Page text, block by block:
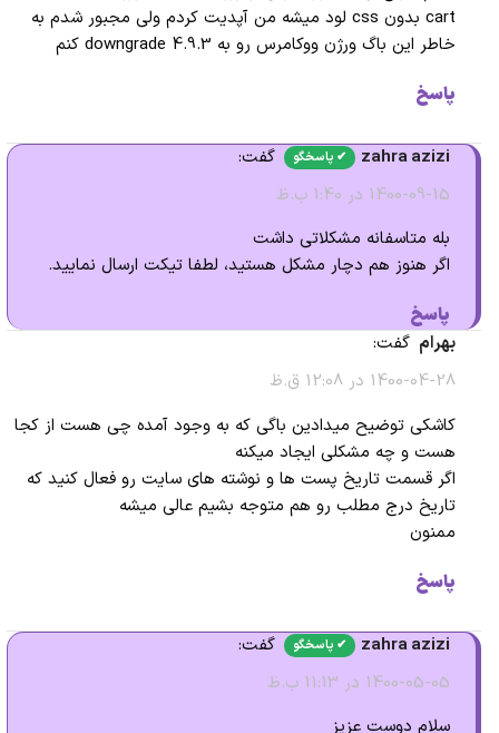
cart بدون css لود میشه من آپدیت کردم ولی مجبور شدم به
خاطر این باگ ورژن ووکامرس رو به 4.9.3 downgrade کنم
پاسخ
zahra azizi
گفت:
1400-09-15 در 1:40 ب.ظ
بله متاسفانه مشکلاتی داشت
اگر هنوز هم دچار مشکل هستید، لطفا تیکت ارسال نمایید.
پاسخ
بهرام گفت:
1400-04-28 در 12:08 ق.ظ
کاشکی توضیح میدادین باگی که به وجود آمده چی هست از کجا
هست و چه مشکلی ایجاد میکنه
اگر قسمت تاریخ پست ها و نوشته های سایت رو فعال کنید که
تاریخ درج مطلب رو هم متوجه بشیم عالی میشه
ممنون
پاسخ
zahra azizi
گفت:
1400-05-05 در 11:13 ب.ظ
سلام دوست عزیز